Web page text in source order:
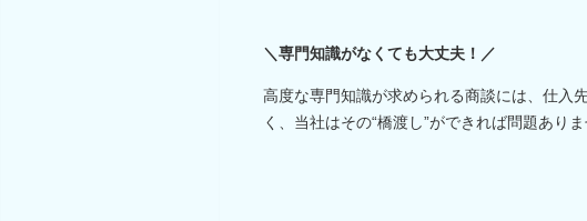
＼専門知識がなくても大丈夫！／
高度な専門知識が求められる商談には、仕入
く、当社はその“橋渡し”ができれば問題あり